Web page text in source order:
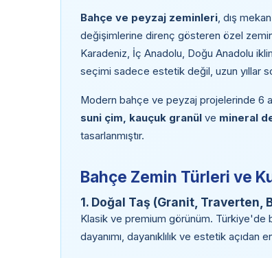
Bahçe ve peyzaj zeminleri, dış
değişimlerine direnç gösteren özel
Karadeniz, İç Anadolu, Doğu Anadolu
seçimi sadece estetik değil, uzun yıllar
Modern bahçe ve peyzaj projelerinde 6
suni çim, kauçuk granül ve mineral
tasarlanmıştır.
Bahçe Zemin Türleri ve
1. Doğal Taş (Granit, Traverten,
Klasik ve premium görünüm.
dayanımı, dayanıklılık ve estetik açıdan